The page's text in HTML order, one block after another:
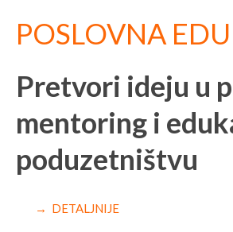
POSLOVNA
Pretvori ideju u
mentoring i
poduzetništvu
→ DETALJNIJE